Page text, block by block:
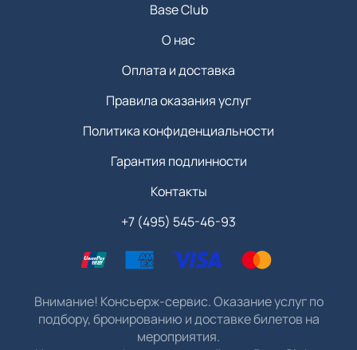
Base Club
О нас
Оплата и доставка
Правила оказания услуг
Политика конфиденциальности
Гарантия подлинности
Контакты
+7 (495) 545-46-93
Внимание! Консьерж-сервис. Оказание услуг по
подбору, бронированию и доставке билетов на
мероприятия.